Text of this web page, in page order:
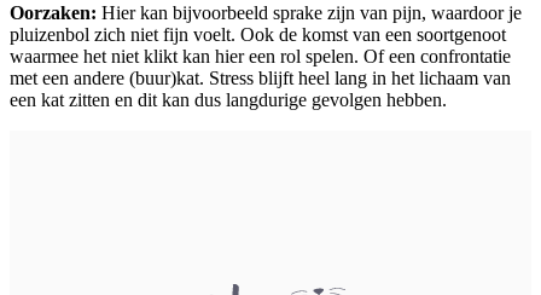
Oorzaken: Hier kan bijvoorbeeld sprake zijn van pijn, waardoor je
pluizenbol zich niet fijn voelt. Ook de komst van een soortgenoot
waarmee het niet klikt kan hier een rol spelen. Of een confrontatie
met een andere (buur)kat. Stress blijft heel lang in het lichaam van
een kat zitten en dit kan dus langdurige gevolgen hebben.